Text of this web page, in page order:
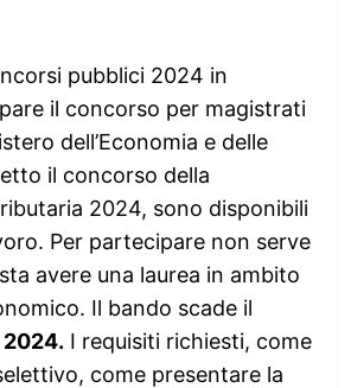
pubblici 2024 in
il concorso per magistrati
dell’Economia e delle
il concorso della
2024, sono disponibili
Per partecipare non serve
avere una laurea in ambito
Il bando scade il
I requisiti richiesti, come
come presentare la